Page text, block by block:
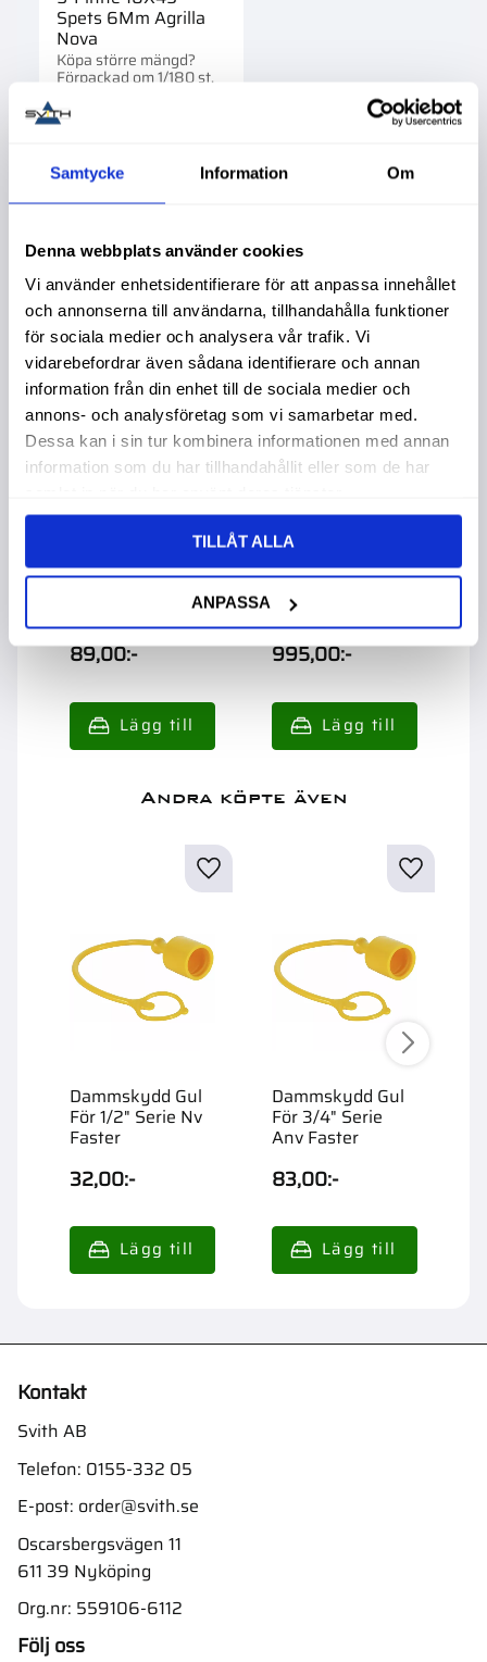
Samtycke Information Om
Denna webbplats använder cookies
Vi använder enhetsidentifierare för att anpassa innehållet
och annonserna till användarna, tillhandahålla funktioner
för sociala medier och analysera vår trafik. Vi
vidarebefordrar även sådana identifierare och annan
information från din enhet till de sociala medier och
annons- och analysföretag som vi samarbetar med.
Dessa kan i sin tur kombinera informationen med annan
information som du har tillhandahållit eller som de har
TILLÅT ALLA
ANPASSA
Spets 6Mm Agrilla
Nova
Köpa större mängd?
Förpackad om 1/180 st.
699,00
Liknande produkter
S-Pinnens Spets
89,00:-
S-Pinnens Spets
Set
8X40X210Mm
20St
995,00:-
Andra köpte även
Dammskydd Gul
För 1/2" Serie Nv
Faster
32,00:-
Dammskydd Gul
För 3/4" Serie
Anv Faster
83,00:-
Kontakt
Svith AB
Telefon: 0155-332 05
E-post: order@svith.se
Oscarsbergsvägen 11
611 39 Nyköping
Org.nr: 559106-6112
Följ oss